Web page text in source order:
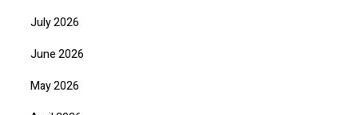
July 2026
June 2026
May 2026